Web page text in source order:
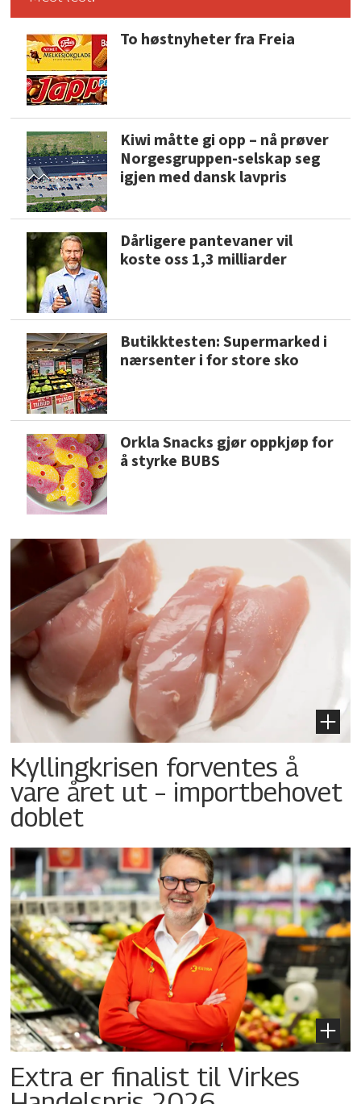
To høstnyheter fra Freia
Kiwi måtte gi opp – nå prøver
Norgesgruppen-selskap seg
igjen med dansk lavpris
Dårligere pantevaner vil
koste oss 1,3 milliarder
Butikktesten: Supermarked i
nærsenter i for store sko
Orkla Snacks gjør oppkjøp for
å styrke BUBS
Kyllingkrisen forventes å
vare året ut – importbehovet
doblet
Extra er finalist til Virkes